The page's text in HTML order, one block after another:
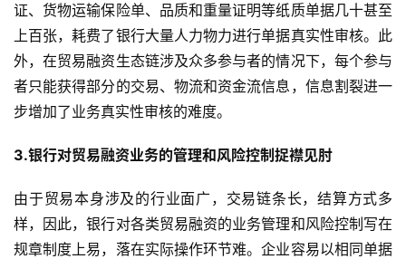
证、货物运输保险单、品质和重量证明等纸质单据几十甚至
上百张，耗费了银行大量人力物力进行单据真实性审核。此
外，在贸易融资生态链涉及众多参与者的情况下，每个参与
者只能获得部分的交易、物流和资金流信息，信息割裂进一
步增加了业务真实性审核的难度。
3.银行对贸易融资业务的管理和风险控制捉襟见肘
由于贸易本身涉及的行业面广，交易链条长，结算方式多
样，因此，银行对各类贸易融资的业务管理和风险控制写在
规章制度上易，落在实际操作环节难。企业容易以相同单据